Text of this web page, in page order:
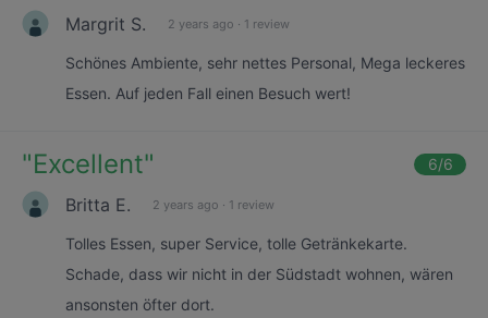
Margrit S. 2 years ago · 1 review
Schönes Ambiente, sehr nettes Personal, Mega leckeres
Essen. Auf jeden Fall einen Besuch wert!
"Excellent" 6/6
Britta E. 2 years ago · 1 review
Tolles Essen, super Service, tolle Getränkekarte.
Schade, dass wir nicht in der Südstadt wohnen, wären
ansonsten öfter dort.